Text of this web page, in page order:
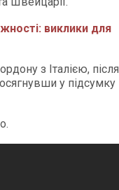
виклики для
з Італією, після
у підсумку